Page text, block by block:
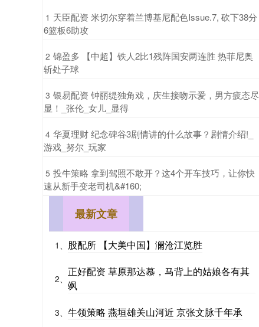
1 ​天臣配资 米切尔穿着兰博基尼配色Issue.7, 砍下38分
6篮板6助攻
2 ​锦盈多 【中超】铁人2比1残阵国安两连胜 热菲尼奥
斩处子球
3 ​银易配资 钟丽缇独角戏，庆生接吻示爱，男方疲态尽
显！_张伦_女儿_显得
4 ​华夏理财 纪念碑谷3剧情讲的什么故事？剧情介绍!_
游戏_努尔_玩家
5 ​投牛策略 拿到驾照不敢开？这4个开车技巧，让你快
速从新手变老司机&#160;
最新文章
1、 股配所 【大美中国】澜沧江览胜
2、
正好配资 草原那达慕，马背上的姑娘各有其
飒
3、 牛领策略 燕垣雄关山河近 京张文脉千年承